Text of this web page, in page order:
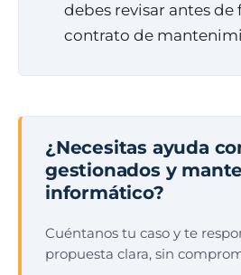
debes revisar antes
contrato de
¿Necesitas ayuda
gestionados y
informático?
Cuéntanos tu caso y te
propuesta clara, sin